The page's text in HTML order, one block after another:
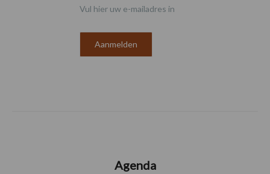
Vul hier uw e-mailadres in
Agenda